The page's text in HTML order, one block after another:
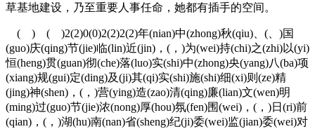
草基地建设，乃至重要人事任命，她都有插手的空间。
( ) ( )2(2)0(0)2(2)2(2)年(nian)中(zhong)秋(qiu)、(、)国
(guo)庆(qing)节(jie)临(lin)近(jin)，(，)为(wei)持(chi)之(zhi)以(yi)
恒(heng)贯(guan)彻(che)落(luo)实(shi)中(zhong)央(yang)八(ba)项
(xiang)规(gui)定(ding)及(ji)其(qi)实(shi)施(shi)细(xi)则(ze)精
(jing)神(shen)，(，)营(ying)造(zao)清(qing)廉(lian)文(wen)明
(ming)过(guo)节(jie)浓(nong)厚(hou)氛(fen)围(wei)，(，)日(ri)前
(qian)，(，)湖(hu)南(nan)省(sheng)纪(ji)委(wei)监(jian)委(wei)对